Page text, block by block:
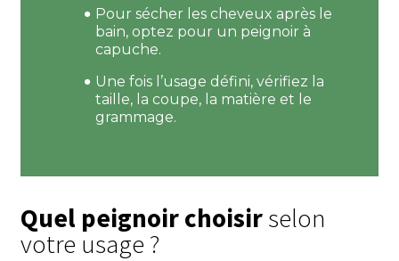
Pour sécher les cheveux après le
bain, optez pour un peignoir à
capuche.
Une fois l’usage défini, vérifiez la
taille, la coupe, la matière et le
grammage.
Quel peignoir choisirselon
votre usage ?